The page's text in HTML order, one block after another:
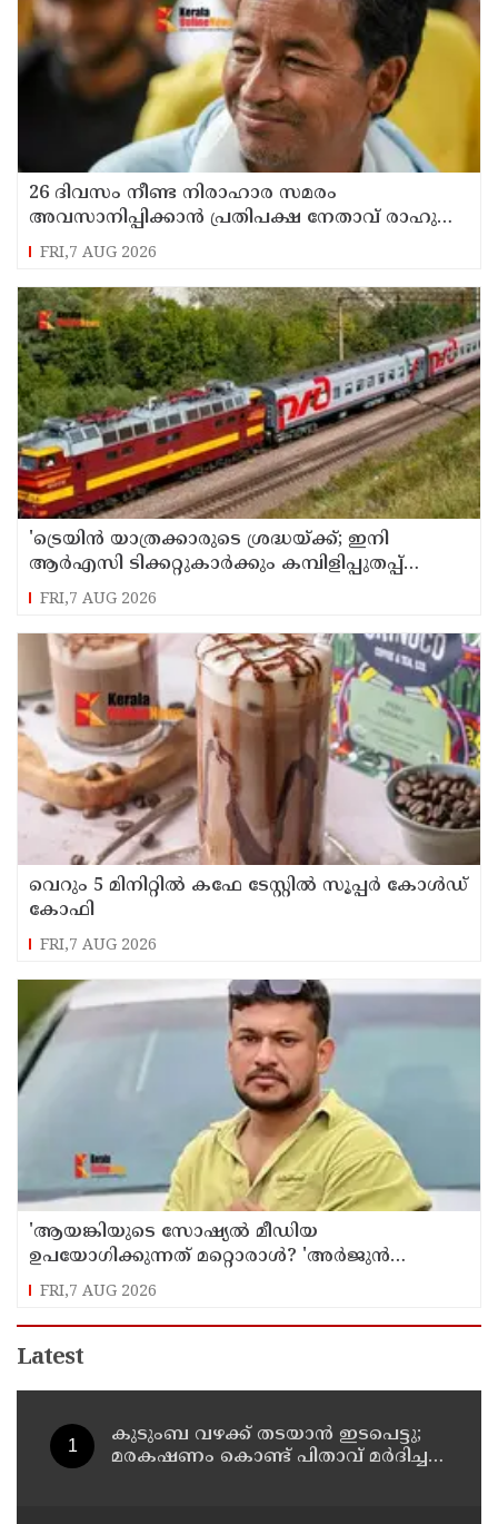
26 ദിവസം നീണ്ട നിരാഹാര സമരം
അവസാനിപ്പിക്കാൻ പ്രതിപക്ഷ നേതാവ് രാഹുൽ
ഗാന്ധിയുടെ സഹായം തേടിയിരുന്നു ; സോനം
വാങ്ചുക്
FRI,7 AUG 2026
'ട്രെയിൻ യാത്രക്കാരുടെ ശ്രദ്ധയ്ക്ക്‌; ഇനി
ആർഎസി ടിക്കറ്റുകാർക്കും കമ്പിളിപ്പുതപ്പ്
ലഭിക്കും
FRI,7 AUG 2026
വെറും 5 മിനിറ്റിൽ കഫേ ടേസ്റ്റിൽ സൂപ്പർ കോൾഡ്
കോഫി
FRI,7 AUG 2026
'ആയങ്കിയുടെ സോഷ്യൽ മീഡിയ
ഉപയോഗിക്കുന്നത് മറ്റൊരാൾ? 'അർജുൻ
ആയങ്കിയെ പൂട്ടാനൊരുങ്ങി പൊലീസ്';
കൊച്ചിയിൽ വ്യാപക പരിശോധന
FRI,7 AUG 2026
Latest
കുടുംബ വഴക്ക് തടയാന്‍ ഇടപെട്ടു;
മരകഷണം കൊണ്ട് പിതാവ് മർദിച്ച